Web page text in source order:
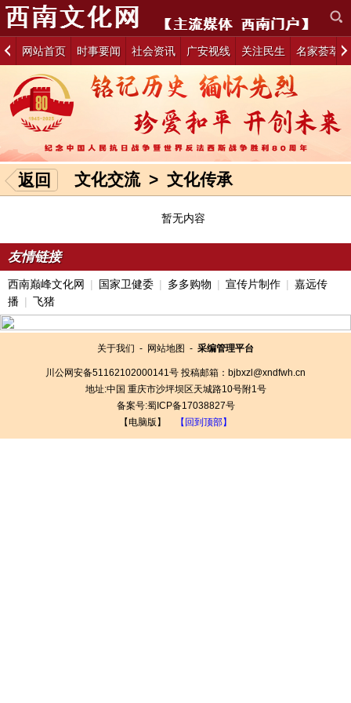
网站首页 时事要闻 社会资讯 广安视线 关注民生 名家荟萃
返回 文化交流> 文化传承
暂无内容
友情链接
西南巅峰文化网 | 国家卫健委 | 多多购物 | 宣传片制作 | 嘉远传
播 | 飞猪
关于我们 - 网站地图 - 采编管理平台
川公网安备51162102000141号 投稿邮箱：bjbxzl@xndfwh.cn
地址:中国 重庆市沙坪坝区天城路10号附1号
备案号:蜀ICP备17038827号
【电脑版】
【回到顶部】